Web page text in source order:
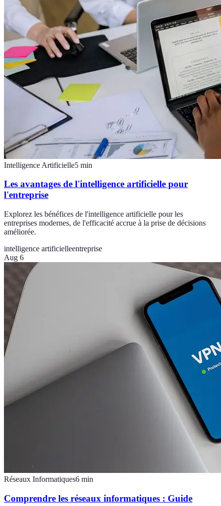
Intelligence Artificielle5 min
Les avantages de l'intelligence artificielle pour
l'entreprise
Explorez les bénéfices de l'intelligence artificielle pour les
entreprises modernes, de l'efficacité accrue à la prise de décisions
améliorée.
intelligence artificielleentreprise
Aug 6
Réseaux Informatiques6 min
Comprendre les réseaux informatiques : Guide